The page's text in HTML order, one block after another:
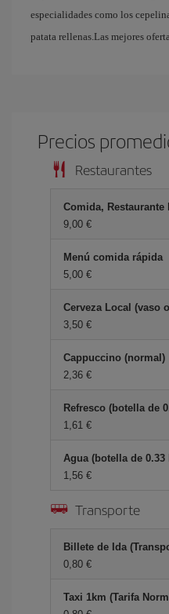
especialidades como los
patata rellenas.Las mejores
Precios
Restaurantes
Comida, Restaurante
9,00 €
Menú comida rápida
5,00 €
Cerveza Local (vaso
3,50 €
Cappuccino (normal)
2,36 €
Refresco (botella de
1,61 €
Agua (botella de
1,56 €
Transporte
Billete de Ida
0,80 €
Taxi 1km (Tarifa